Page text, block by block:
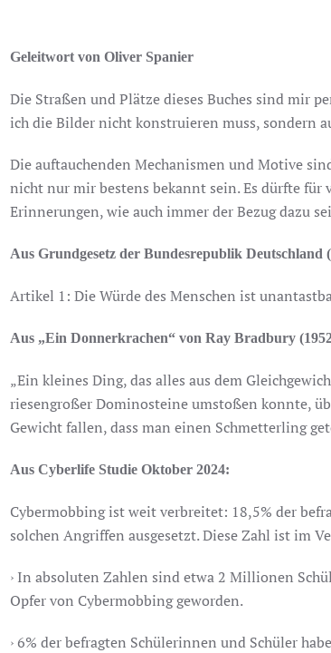
Geleitwort von Oliver Spanier
Die Straßen und Plätze dieses Buches sind mir
ich die Bilder nicht konstruieren muss, sondern
Die auftauchenden Mechanismen und Motive
nicht nur mir bestens bekannt sein. Es dürfte für
Erinnerungen, wie auch immer der Bezug dazu
Aus Grundgesetz der Bundesrepublik Deutschland
Artikel 1: Die Würde des Menschen ist
Aus „Ein Donnerkrachen“ von Ray Bradbury
„Ein kleines Ding, das alles aus dem
riesengroßer Dominosteine umstoßen konnte,
Gewicht fallen, dass man einen Schmetterling
Aus Cyberlife Studie Oktober 2024:
Cybermobbing ist weit verbreitet: 18,5% der
solchen Angriffen ausgesetzt. Diese Zahl ist im
› In absoluten Zahlen sind etwa 2 Millionen
Opfer von Cybermobbing geworden.
› 6% der befragten Schülerinnen und Schüler